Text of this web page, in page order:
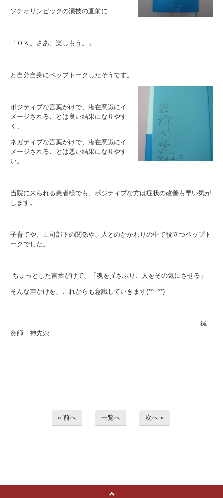
ソチオリンピックの演技の直前に
「ＯＫ。さあ、楽しもう。」
と自分自身にペップトークしたそうです。
ポジティブな言葉がけで、潜在意識にイ
メージされることは良い結果になりやす
く、
ネガティブな言葉がけで、潜在意識にイ
メージされることは悪い結果になりやす
い。
当院に来られる患者様でも、ポジティブな方は症状の改善も早い気が
します。
子育てや、上司部下の関係や、人とのかかわりの中で役立つペップト
ークでした。
ちょっとした言葉がけで、「魂を揺さぶり、人をその気にさせる」
そんな声かけを、これからも意識していきます(*^_^*)
鍼
灸師 神先崇
« 前へ 一覧へ 次へ »